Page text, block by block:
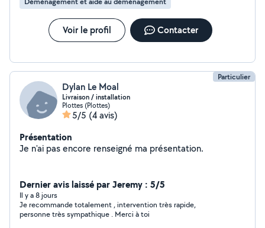
Voir le profil Contacter
Particulier
Dylan Le Moal
Livraison / installation
Plottes (Plottes)
5/5 (4 avis)
Présentation
Je n'ai pas encore renseigné ma présentation.
Dernier avis laissé par Jeremy : 5/5
Il y a 8 jours
Je recommande totalement , intervention très rapide,
personne très sympathique . Merci à toi